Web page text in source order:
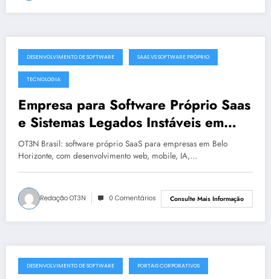
julho 19, 2025
DESENVOLVIMENTO DE SOFTWARE SAAS VS SOFTWARE PRÓPRIO
TECNOLOGIA
Empresa para Software Próprio Saas
e Sistemas Legados Instáveis em
Belo Horizonte | OT3N Brasil – Guia
3449
OT3N Brasil: software próprio SaaS para empresas em Belo
Horizonte, com desenvolvimento web, mobile, IA,…
Redação OT3N 0 Comentários Consulte Mais Informação
julho 19, 2025
DESENVOLVIMENTO DE SOFTWARE PORTAIS CORPORATIVOS